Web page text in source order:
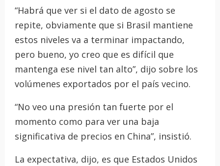
“Habrá que ver si el dato de agosto se
repite, obviamente que si Brasil mantiene
estos niveles va a terminar impactando,
pero bueno, yo creo que es difícil que
mantenga ese nivel tan alto”, dijo sobre los
volúmenes exportados por el país vecino.
“No veo una presión tan fuerte por el
momento como para ver una baja
significativa de precios en China”, insistió.
La expectativa, dijo, es que Estados Unidos